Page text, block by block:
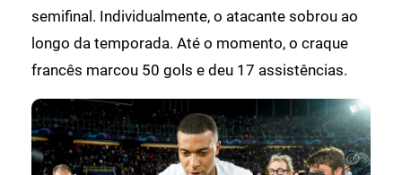
semifinal. Individualmente, o atacante sobrou ao
longo da temporada. Até o momento, o craque
francês marcou 50 gols e deu 17 assistências.